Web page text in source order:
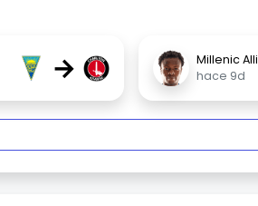
→
Millenic Alli
hace 9d